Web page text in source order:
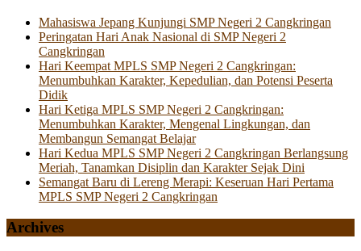
Mahasiswa Jepang Kunjungi SMP Negeri 2 Cangkringan
Peringatan Hari Anak Nasional di SMP Negeri 2
Cangkringan
Hari Keempat MPLS SMP Negeri 2 Cangkringan:
Menumbuhkan Karakter, Kepedulian, dan Potensi Peserta
Didik
Hari Ketiga MPLS SMP Negeri 2 Cangkringan:
Menumbuhkan Karakter, Mengenal Lingkungan, dan
Membangun Semangat Belajar
Hari Kedua MPLS SMP Negeri 2 Cangkringan Berlangsung
Meriah, Tanamkan Disiplin dan Karakter Sejak Dini
Semangat Baru di Lereng Merapi: Keseruan Hari Pertama
MPLS SMP Negeri 2 Cangkringan
Archives